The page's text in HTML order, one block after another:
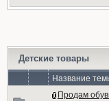
Детские товары
Название
Продам